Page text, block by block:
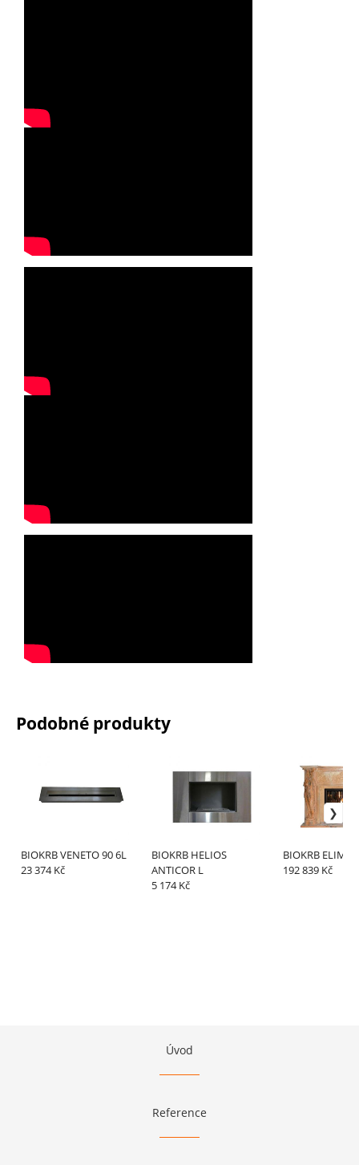
Podobné produkty
BIOKRB VENETO 90 6L
23 374 Kč
BIOKRB HELIOS
ANTICOR L
5 174 Kč
BIOKRB ELIMO
192 839 Kč
Úvod
Reference